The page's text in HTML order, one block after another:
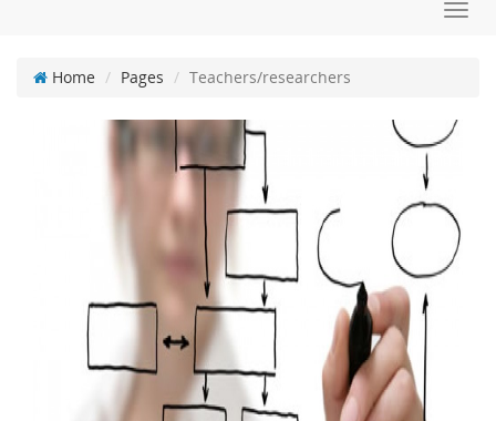
Home Pages Teachers/researchers